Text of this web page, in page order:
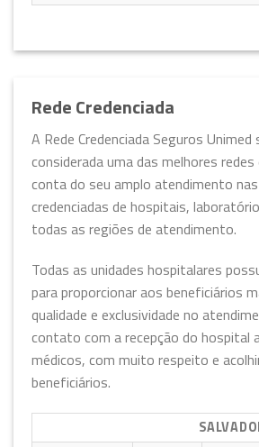
Rede Credenciada
A Rede Credenciada Seguros Unimed
considerada uma das melhores
conta do seu amplo atendimento
credenciadas de hospitais,
todas as regiões de atendimento.
Todas as unidades hospitalares
para proporcionar aos beneficiários
qualidade e exclusividade no
contato com a recepção do hospital
médicos, com muito respeito e
beneficiários.